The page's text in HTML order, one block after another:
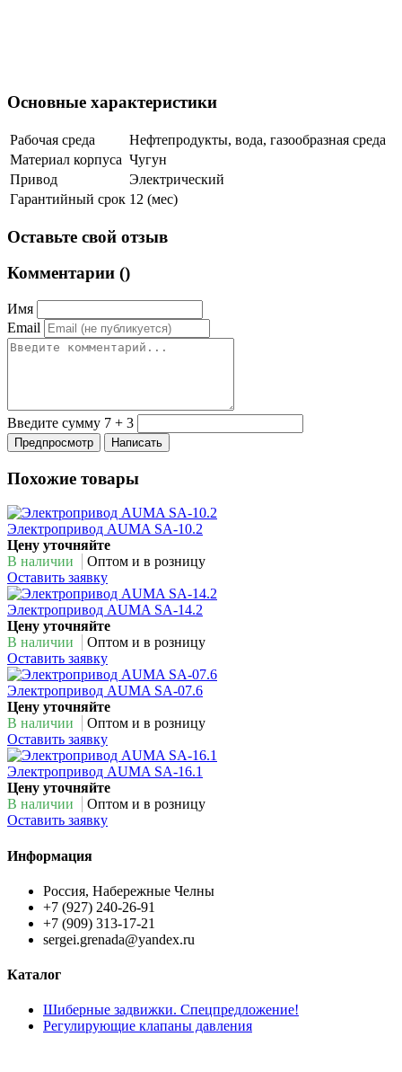
Основные характеристики
Рабочая среда
Нефтепродукты, вода, газообразная среда
Материал корпуса Чугун
Привод
Электрический
Гарантийный срок 12 (мес)
Оставьте свой отзыв
Комментарии ()
Имя
Email
Введите сумму 7 + 3
Похожие товары
Электропривод AUMA SA-10.2
Цену уточняйте
В наличии
Оптом и в розницу
Оставить заявку
Электропривод AUMA SA-14.2
Цену уточняйте
В наличии
Оптом и в розницу
Оставить заявку
Электропривод AUMA SA-07.6
Цену уточняйте
В наличии
Оптом и в розницу
Оставить заявку
Электропривод AUMA SA-16.1
Цену уточняйте
В наличии
Оптом и в розницу
Оставить заявку
Информация
Россия, Набережные Челны
+7 (927) 240-26-91
+7 (909) 313-17-21
sergei.grenada@yandex.ru
Каталог
Шиберные задвижки. Спецпредложение!
Регулирующие клапаны давления